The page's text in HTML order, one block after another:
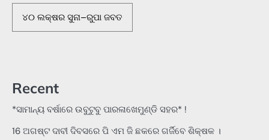
୪୦ ଲକ୍ଷର ସୁନା–ରୁପା ଜବତ
Recent
*ସାମାନ୍ୟ ବର୍ଷାରେ ଉବୁଟୁବୁ ପାରଳାଖେମୁଣ୍ଡି ସହର* !
16 ଅଗଷ୍ଟ ଦାବୀ ଦିବସରେ ପି ଏମ ଜି ଛକରେ ଗର୍ଜିବେ ଶିକ୍ଷକ ।